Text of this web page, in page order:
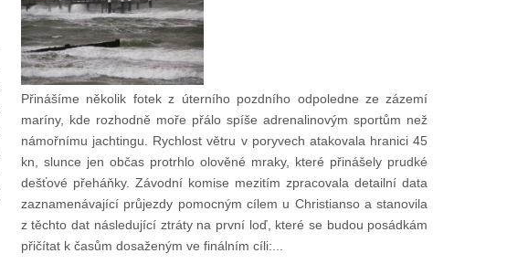
Přinášíme několik fotek z úterního pozdního odpoledne ze zázemí
maríny, kde rozhodně moře přálo spíše adrenalinovým sportům než
námořnímu jachtingu. Rychlost větru v poryvech atakovala hranici 45
kn, slunce jen občas protrhlo olověné mraky, které přinášely prudké
dešťové přeháňky. Závodní komise mezitím zpracovala detailní data
zaznamenávající průjezdy pomocným cílem u Christianso a stanovila
z těchto dat následující ztráty na první loď, které se budou posádkám
přičítat k časům dosaženým ve finálním cíli:...